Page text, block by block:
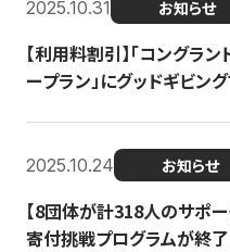
2025.10.31 お知らせ
【利用料割引】「コング
ープラン」にグッドギビン
2025.10.24 お知らせ
【8団体が計318人のサポ
寄付挑戦プログラムが終